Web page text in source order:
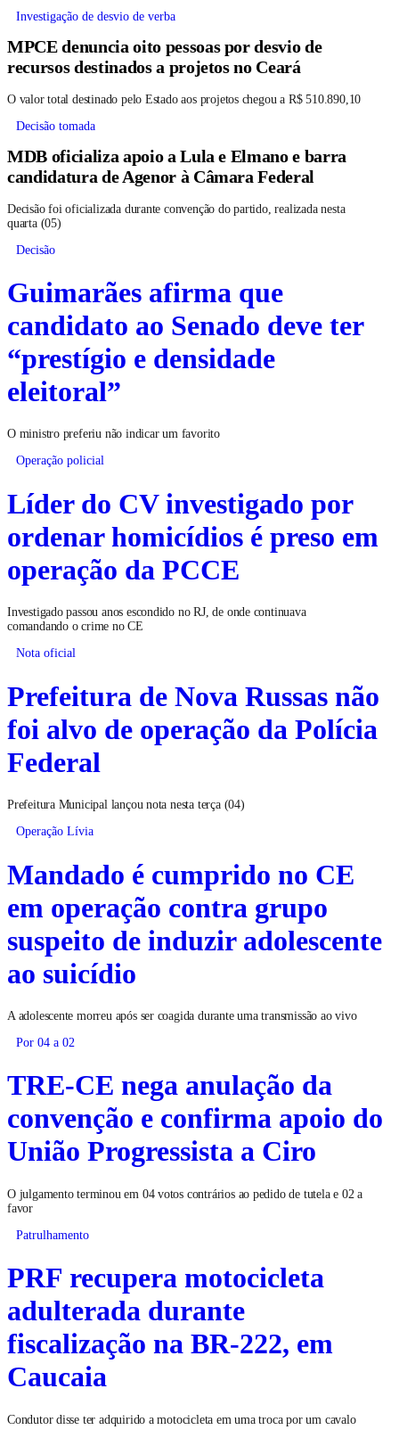
Investigação de desvio de verba
MPCE denuncia oito pessoas por desvio de
recursos destinados a projetos no Ceará
O valor total destinado pelo Estado aos projetos chegou a R$ 510.890,10
Decisão tomada
MDB oficializa apoio a Lula e Elmano e barra
candidatura de Agenor à Câmara Federal
Decisão foi oficializada durante convenção do partido, realizada nesta
quarta (05)
Decisão
Guimarães afirma que
candidato ao Senado deve ter
“prestígio e densidade
eleitoral”
O ministro preferiu não indicar um favorito
Operação policial
Líder do CV investigado por
ordenar homicídios é preso em
operação da PCCE
Investigado passou anos escondido no RJ, de onde continuava
comandando o crime no CE
Nota oficial
Prefeitura de Nova Russas não
foi alvo de operação da Polícia
Federal
Prefeitura Municipal lançou nota nesta terça (04)
Operação Lívia
Mandado é cumprido no CE
em operação contra grupo
suspeito de induzir adolescente
ao suicídio
A adolescente morreu após ser coagida durante uma transmissão ao vivo
Por 04 a 02
TRE-CE nega anulação da
convenção e confirma apoio do
União Progressista a Ciro
O julgamento terminou em 04 votos contrários ao pedido de tutela e 02 a
favor
Patrulhamento
PRF recupera motocicleta
adulterada durante
fiscalização na BR-222, em
Caucaia
Condutor disse ter adquirido a motocicleta em uma troca por um cavalo